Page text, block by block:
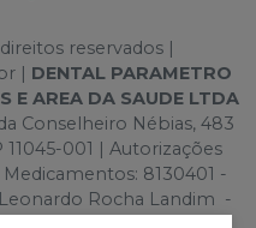
reservados |
| DENTAL PARAMETRO
E AREA DA SAUDE LTDA
Conselheiro Nébias, 483
11045-001 | Autorizações
8130401 -
Rocha Landim -